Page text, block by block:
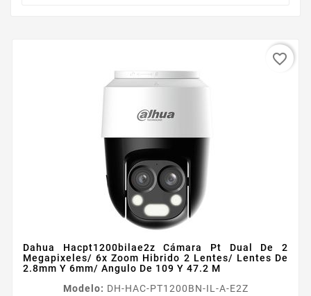
Dahua Hacpt1200bilae2z Cámara Pt Dual De 2
Megapixeles/ 6x Zoom Hibrido 2 Lentes/ Lentes De
2.8mm Y 6mm/ Angulo De 109 Y 47.2 M
Modelo: DH-HAC-PT1200BN-IL-A-E2Z
favorite_border